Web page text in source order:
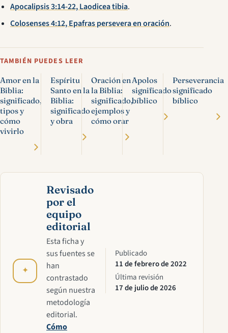
Apocalipsis 3:14-22, Laodicea tibia.
Colosenses 4:12, Epafras persevera en oración.
TAMBIÉN PUEDES LEER
Amor en la
Biblia:
significado,
tipos y
cómo
vivirlo
Espíritu
Santo en la
Biblia:
significado
y obra
Oración en
la Biblia:
significado,
ejemplos y
cómo orar
Apolos
significado
bíblico
Perseverancia
significado
bíblico
✦
Revisado
por el
equipo
editorial
Esta ficha y
sus fuentes se
han
contrastado
según nuestra
metodología
editorial.
Cómo
Publicado
11 de febrero de 2022
Última revisión
17 de julio de 2026